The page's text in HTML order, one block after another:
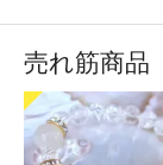
売れ筋商品